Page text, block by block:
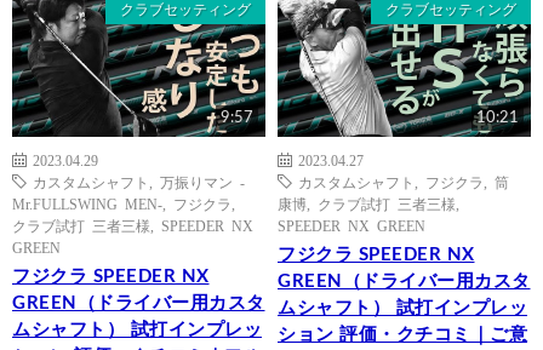
クラブセッティング
9:57
2023.04.29
カスタムシャフト
万振りマン -
Mr.FULLSWING MEN-
フジクラ
クラブ試打 三者三様
SPEEDER NX
GREEN
フジクラ SPEEDER NX
GREEN（ドライバー用カスタ
ムシャフト） 試打インプレッ
クラブセッティング
10:21
2023.04.27
カスタムシャフト
フジクラ
筒
康博
クラブ試打 三者三様
SPEEDER NX GREEN
フジクラ SPEEDER NX
GREEN（ドライバー用カスタ
ムシャフト） 試打インプレッ
ション 評価・クチコミ｜ご意